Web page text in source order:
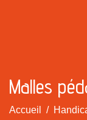
Malles
Accueil